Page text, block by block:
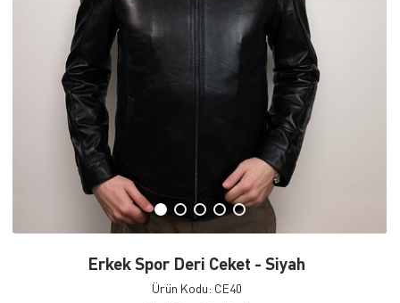
Erkek Spor Deri Ceket - Siyah
Ürün Kodu: CE40